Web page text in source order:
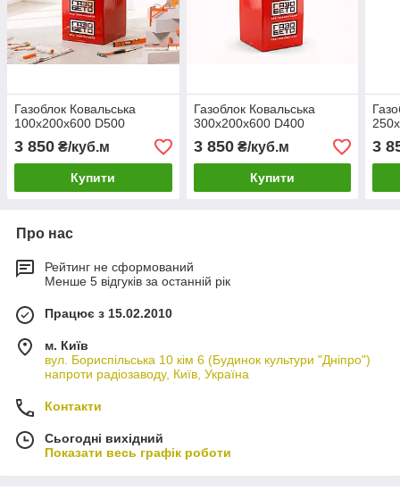
Газоблок Ковальська
100x200x600 D500
3 850 ₴/куб.м
Купити
Газоблок Ковальська
300x200x600 D400
3 850₴/куб.м
Купити
3
Про нас
Рейтинг не сформований
Менше 5 відгуків за останній рік
Працює з 15.02.2010
м. Київ
вул. Бориспільська 10 кім 6 (Будинок культури "Дніпро")
напроти радіозаводу, Київ, Україна
Контакти
Сьогодні вихідний
Показати весь графік роботи